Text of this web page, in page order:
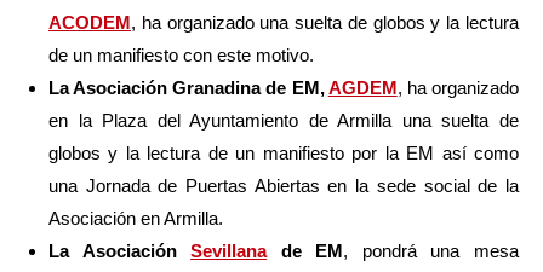
ACODEM, ha organizado una suelta de globos y la lectura
de un manifiesto con este motivo.
La Asociación Granadina de EM,AGDEM, ha organizado
en la Plaza del Ayuntamiento de Armilla una suelta de
globos y la lectura de un manifiesto por la EM así como
una Jornada de Puertas Abiertas en la sede social de la
Asociación en Armilla.
La AsociaciónSevillanade EM, pondrá una mesa